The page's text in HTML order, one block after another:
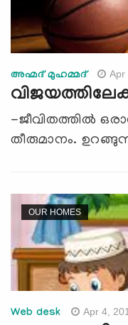
അഹ്മദ് മുഹമ്മദ് Apr
-ജീവിതത്തില്‍
തീരുമാനം.
OUR HOMES
Web desk Apr 4,